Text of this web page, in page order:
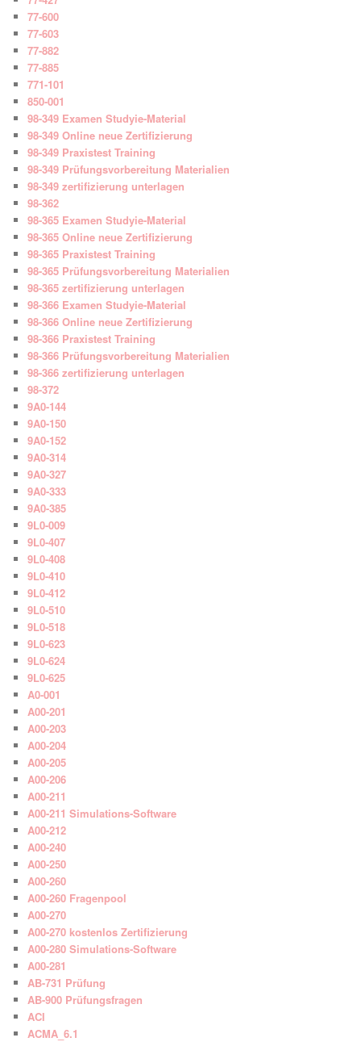
77-600
77-603
77-882
77-885
771-101
850-001
98-349 Examen Studyie-Material
98-349 Online neue Zertifizierung
98-349 Praxistest Training
98-349 Prüfungsvorbereitung Materialien
98-349 zertifizierung unterlagen
98-362
98-365 Examen Studyie-Material
98-365 Online neue Zertifizierung
98-365 Praxistest Training
98-365 Prüfungsvorbereitung Materialien
98-365 zertifizierung unterlagen
98-366 Examen Studyie-Material
98-366 Online neue Zertifizierung
98-366 Praxistest Training
98-366 Prüfungsvorbereitung Materialien
98-366 zertifizierung unterlagen
98-372
9A0-144
9A0-150
9A0-152
9A0-314
9A0-327
9A0-333
9A0-385
9L0-009
9L0-407
9L0-408
9L0-410
9L0-412
9L0-510
9L0-518
9L0-623
9L0-624
9L0-625
A0-001
A00-201
A00-203
A00-204
A00-205
A00-206
A00-211
A00-211 Simulations-Software
A00-212
A00-240
A00-250
A00-260
A00-260 Fragenpool
A00-270
A00-270 kostenlos Zertifizierung
A00-280 Simulations-Software
A00-281
AB-731 Prüfung
AB-900 Prüfungsfragen
ACI
ACMA_6.1